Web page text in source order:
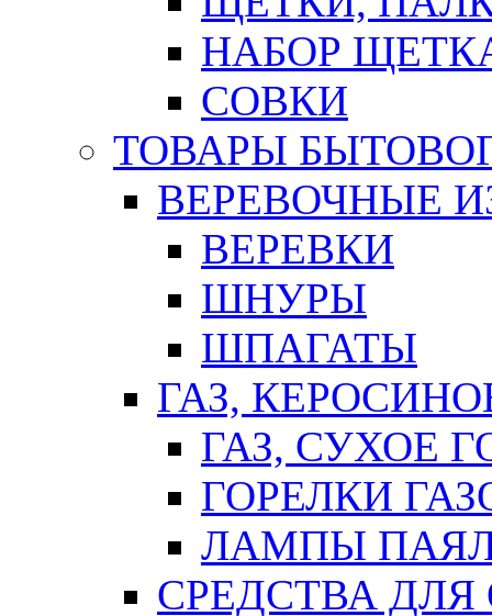
НАБОР
СОВКИ
ТОВАРЫ
ВЕРЕВОЧНЫЕ
ВЕРЕВКИ
ШНУРЫ
ШПАГАТЫ
ГАЗ,
ГАЗ, СУХОЕ
ГОРЕЛКИ
ЛАМПЫ
СРЕДСТВА